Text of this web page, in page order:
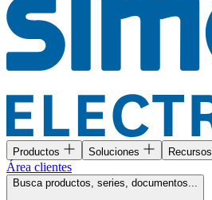
Productos Soluciones Recursos
Área clientes
Busca productos, series, documentos...